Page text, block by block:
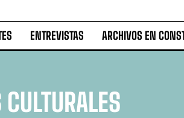
ENTREVISTAS ARCHIVOS EN